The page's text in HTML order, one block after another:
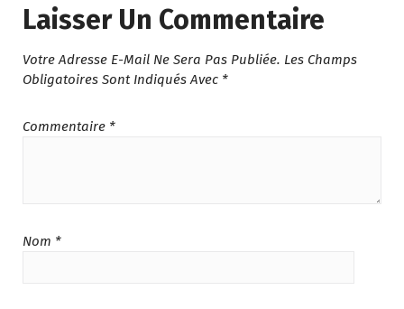
Laisser Un Commentaire
Votre Adresse E-Mail Ne Sera Pas Publiée. Les Champs
Obligatoires Sont Indiqués Avec *
Commentaire *
Nom *